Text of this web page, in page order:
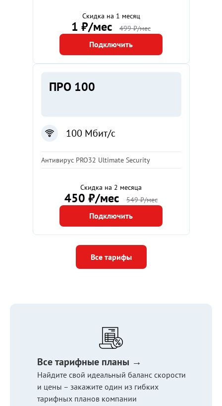
Скидка на 1 месяц
1 ₽/мес 499 ₽/мес
Подключить
ПРО 100
100 Мбит/с
Антивирус PRO32 Ultimate Security
Скидка на 2 месяца
450 ₽/мес 549 ₽/мес
Подключить
Все тарифы
Все тарифные планы →
Найдите свой идеальный баланс скорости
и цены – закажите один из гибких
тарифных планов компании